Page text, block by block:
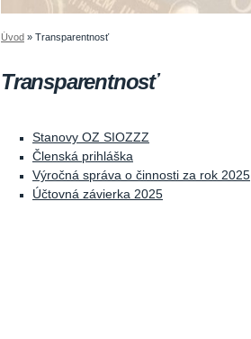
Úvod » Transparentnosť
Transparentnosť
Stanovy OZ SIOZZZ
Členská prihláška
Výročná správa o činnosti za rok 2025
Účtovná závierka 2025